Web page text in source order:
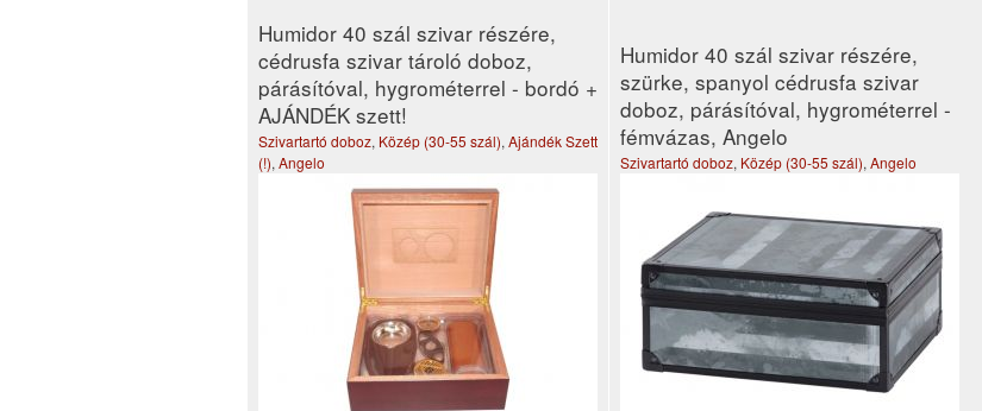
Humidor 40 szál szivar részére,
cédrusfa szivar tároló doboz,
párásítóval, hygrométerrel - bordó +
AJÁNDÉK szett!
Szivartartó doboz, Közép (30-55 szál), Ajándék Szett
(!), Angelo
Humidor 40 szál szivar részére,
szürke, spanyol cédrusfa szivar
doboz, párásítóval, hygrométerrel -
fémvázas, Angelo
Szivartartó doboz, Közép (30-55 szál), Angelo